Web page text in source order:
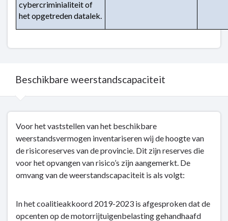
cybercriminialiteit of
het opgetreden datalek.
Beschikbare weerstandscapaciteit
navigatie
Weerstandsvermogen
weerstandscapaciteit
Voor het vaststellen van het beschikbare
weerstandsvermogen inventariseren wij de hoogte van
de risicoreserves van de provincie. Dit zijn reserves die
voor het opvangen van risico’s zijn aangemerkt. De
omvang van de weerstandscapaciteit is als volgt:
In het coalitieakkoord 2019-2023 is afgesproken dat de
opcenten op de motorrijtuigenbelasting gehandhaafd